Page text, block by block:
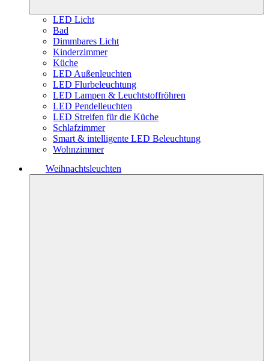
LED Licht
Bad
Dimmbares Licht
Kinderzimmer
Küche
LED Außenleuchten
LED Flurbeleuchtung
LED Lampen & Leuchtstoffröhren
LED Pendelleuchten
LED Streifen für die Küche
Schlafzimmer
Smart & intelligente LED Beleuchtung
Wohnzimmer
Weihnachtsleuchten